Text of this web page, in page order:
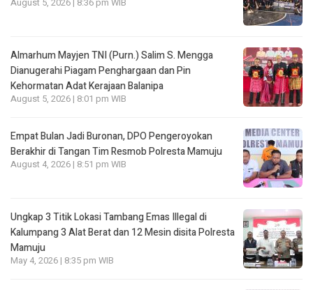
August 5, 2026 | 8:36 pm WIB
Almarhum Mayjen TNI (Purn.) Salim S. Mengga
Dianugerahi Piagam Penghargaan dan Pin
Kehormatan Adat Kerajaan Balanipa
August 5, 2026 | 8:01 pm WIB
Empat Bulan Jadi Buronan, DPO Pengeroyokan
Berakhir di Tangan Tim Resmob Polresta Mamuju
August 4, 2026 | 8:51 pm WIB
Ungkap 3 Titik Lokasi Tambang Emas Illegal di
Kalumpang 3 Alat Berat dan 12 Mesin disita Polresta
Mamuju
May 4, 2026 | 8:35 pm WIB